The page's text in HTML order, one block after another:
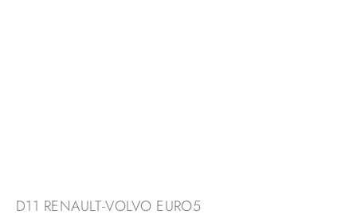
D11 RENAULT-VOLVO EURO5